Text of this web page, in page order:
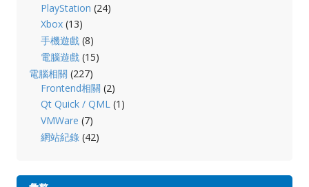
PlayStation (24)
Xbox (13)
手機遊戲 (8)
電腦遊戲 (15)
電腦相關 (227)
Frontend相關 (2)
Qt Quick / QML (1)
VMWare (7)
網站紀錄 (42)